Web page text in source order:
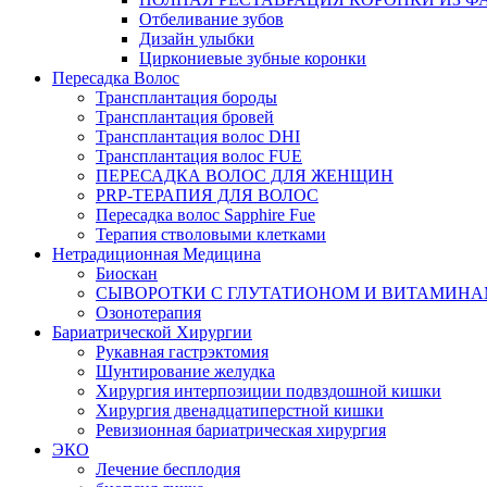
Отбеливание зубов
Дизайн улыбки
Циркониевые зубные коронки
Пересадка Волос
Трансплантация бороды
Трансплантация бровей
Трансплантация волос DHI
Трансплантация волос FUE
ПЕРЕСАДКА ВОЛОС ДЛЯ ЖЕНЩИН
PRP-ТЕРАПИЯ ДЛЯ ВОЛОС
Пересадка волос Sapphire Fue
Терапия стволовыми клетками
Нетрадиционная Медицина
Биоскан
СЫВОРОТКИ С ГЛУТАТИОНОМ И
Озонотерапия
Бариатрической Хирургии
Рукавная гастрэктомия
Шунтирование желудка
Хирургия интерпозиции подвздошной кишки
Хирургия двенадцатиперстной кишки
Ревизионная бариатрическая хирургия
ЭКО
Лечение бесплодия